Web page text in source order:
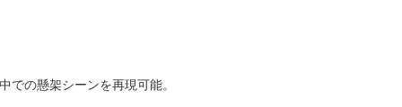
の懸架シーンを再現可能。